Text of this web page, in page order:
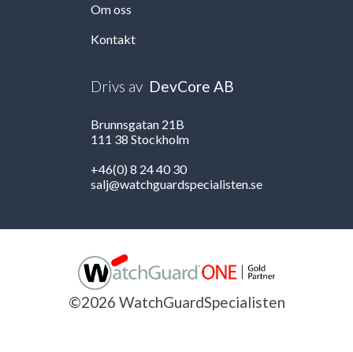
Om oss
Kontakt
Drivs av DevCore AB
Brunnsgatan 21B
111 38 Stockholm
+46(0) 8 24 40 30
salj@watchguardspecialisten.se
©2026 WatchGuardSpecialisten